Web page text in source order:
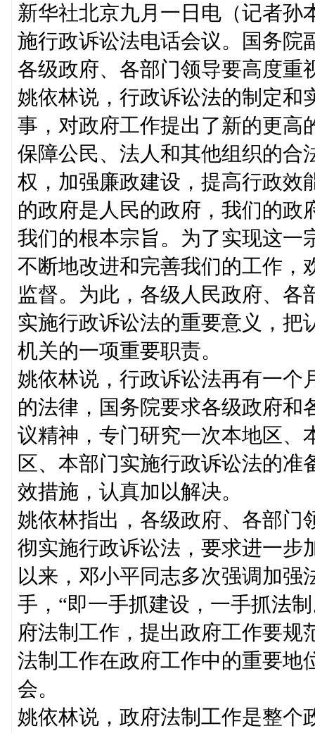
新华社北京九月一日电（记者孙
施行政诉讼法电话会议。国务院
各级政府、各部门领导要高度重
姚依林说，行政诉讼法的制定和
事，对政府工作提出了新的更高
保障公民、法人和其他组织的合
权，加强廉政建设，提高行政效
的政府是人民的政府，我们的政
我们的根本宗旨。为了实现这一
不断地改进和完善我们的工作，
监督。为此，各级人民政府、各
实施行政诉讼法的重要意义，把
机关的一项重要职责。
姚依林说，行政诉讼法再有一个
的法律，国务院要求各级政府和
议精神，专门研究一次本地区、
区、本部门实施行政诉讼法的
效措施，认真加以解决。
姚依林指出，各级政府、各部门
彻实施行政诉讼法，要求进一步
以来，邓小平同志多次强调加
手，“即一手抓建设，一手抓法
府法制工作，提出政府工作要规
法制工作在政府工作中的重要地
会。
姚依林说，政府法制工作是整个